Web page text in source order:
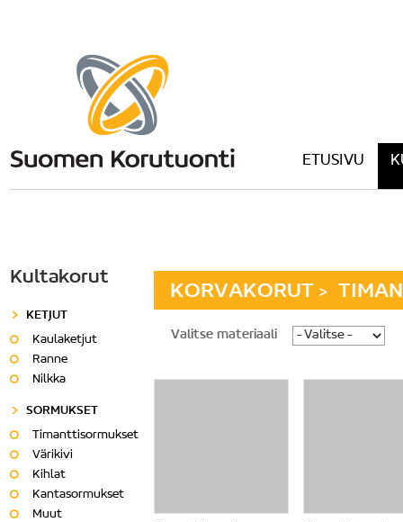
ETUSIVU
KORVAKORUT >
Valitse materiaali
Kultakorut
KETJUT
Kaulaketjut
Ranne
Nilkka
SORMUKSET
Timanttisormukset
Värikivi
Kihlat
Kantasormukset
Muut